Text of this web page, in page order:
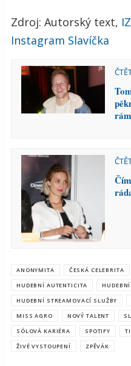
Zdroj: Autorský text,
Instagram Slavíčka
ANONYMITA ČESKÁ CELEBRITA
HUDEBNÍ AUTENTICITA
HUDEBNÍ STREAMOVACÍ SLUŽBY
MISS AGRO
NOVÝ TALENT
SÓLOVÁ KARIÉRA
SPOTIFY
ŽIVÉ VYSTOUPENÍ
ZPĚVÁK